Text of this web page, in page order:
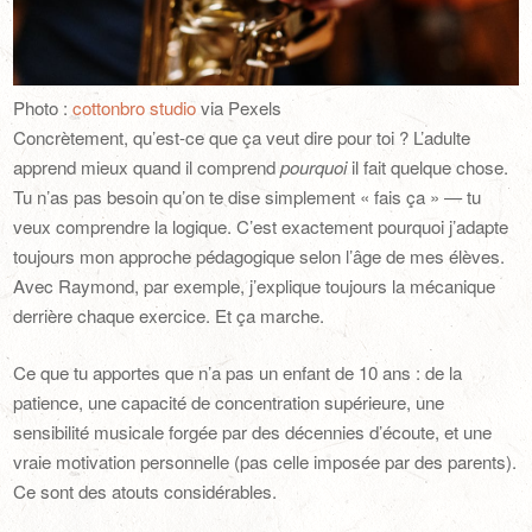
Photo :cottonbro studiovia Pexels
Concrètement, qu’est-ce que ça veut dire pour toi ? L’adulte
apprend mieux quand il comprendpourquoiil fait quelque chose.
Tu n’as pas besoin qu’on te dise simplement « fais ça » — tu
veux comprendre la logique. C’est exactement pourquoi j’adapte
toujours mon approche pédagogique selon l’âge de mes élèves.
Avec Raymond, par exemple, j’explique toujours la mécanique
derrière chaque exercice. Et ça marche.
Ce que tu apportes que n’a pas un enfant de 10 ans : de la
patience, une capacité de concentration supérieure, une
sensibilité musicale forgée par des décennies d’écoute, et une
vraie motivation personnelle (pas celle imposée par des parents).
Ce sont des atouts considérables.